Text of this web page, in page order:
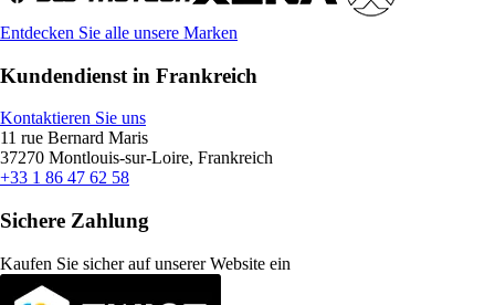
Entdecken Sie alle unsere Marken
Kundendienst in Frankreich
Kontaktieren Sie uns
11 rue Bernard Maris
37270 Montlouis-sur-Loire, Frankreich
+33 1 86 47 62 58
Sichere Zahlung
Kaufen Sie sicher auf unserer Website ein